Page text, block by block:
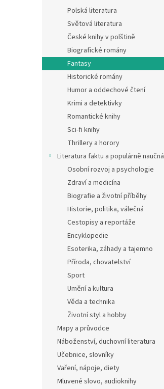
l
Polská literatura
Světová literatura
České knihy v polštině
Biografické romány
Fantasy
Historické romány
Humor a oddechové čtení
Krimi a detektivky
Romantické knihy
Sci-fi knihy
Thrillery a horory
Literatura faktu a populárně naučná
Osobní rozvoj a psychologie
Zdraví a medicína
Biografie a životní příběhy
Historie, politika, válečná
Cestopisy a reportáže
Encyklopedie
Esoterika, záhady a tajemno
Příroda, chovatelství
Sport
Umění a kultura
Věda a technika
Životní styl a hobby
Mapy a průvodce
Náboženství, duchovní literatura
Učebnice, slovníky
Vaření, nápoje, diety
Mluvené slovo, audioknihy